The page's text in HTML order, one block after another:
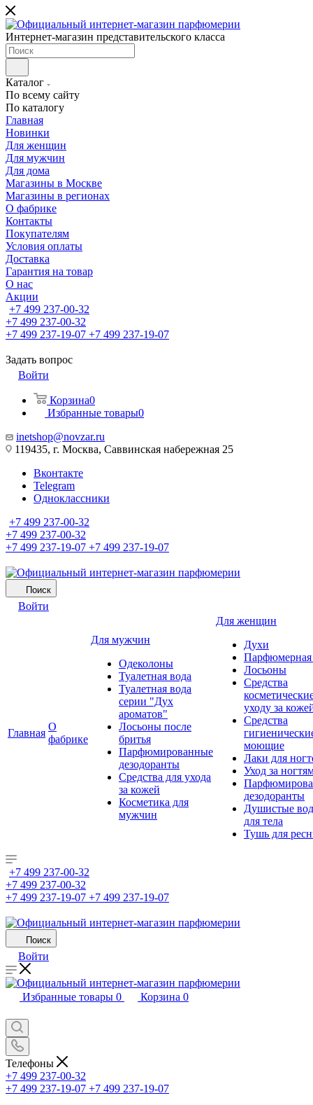
Интернет-магазин представительского класса
Каталог
По всему сайту
По каталогу
Главная
Новинки
Для женщин
Для мужчин
Для дома
Магазины в Москве
Магазины в регионах
О фабрике
Контакты
Покупателям
Условия оплаты
Доставка
Гарантия на товар
О нас
Акции
+7 499 237-00-32
+7 499 237-00-32
+7 499 237-19-07 +7 499 237-19-07
Задать вопрос
Войти
Корзина0
Избранные товары0
inetshop@novzar.ru
119435, г. Москва, Саввинская набережная 25
Вконтакте
Telegram
Одноклассники
+7 499 237-00-32
+7 499 237-00-32
+7 499 237-19-07 +7 499 237-19-07
Поиск
Войти
Главная
О
фабрике
Для мужчин
Одеколоны
Туалетная вода
Туалетная вода
серии "Дух
ароматов"
Лосьоны после
бритья
Парфюмированные
дезодоранты
Средства для ухода
за кожей
Косметика для
мужчин
Для женщин
Духи
Парфюмерная
Лосьоны
Средства
уходу за
Средства
моющие
Лаки для
Уход за
дезодоранты
Душистые
для тела
Тушь для
+7 499 237-00-32
+7 499 237-00-32
+7 499 237-19-07 +7 499 237-19-07
Поиск
Войти
Избранные товары 0 Корзина 0
Телефоны
+7 499 237-00-32
+7 499 237-19-07 +7 499 237-19-07